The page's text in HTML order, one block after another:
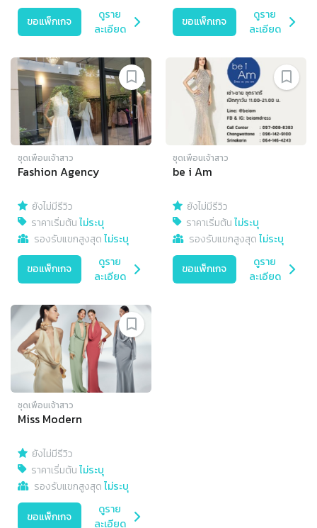
ขอแพ็กเกจ
ดูราย
ละเอียด
ขอแพ็กเกจ
ดูราย
ละเอียด
ชุดเพื่อนเจ้าสาว
Fashion Agency
ยังไม่มีรีวิว
ราคาเริ่มต้นไม่ระบุ
รองรับแขกสูงสุดไม่ระบุ
ขอแพ็กเกจ
ดูราย
ละเอียด
ชุดเพื่อนเจ้าสาว
be i Am
ยังไม่มีรีวิว
ราคาเริ่มต้นไม่ระบุ
รองรับแขกสูงสุดไม่ระบุ
ขอแพ็กเกจ
ดูราย
ละเอียด
ชุดเพื่อนเจ้าสาว
Miss Modern
ยังไม่มีรีวิว
ราคาเริ่มต้นไม่ระบุ
รองรับแขกสูงสุดไม่ระบุ
ขอแพ็กเกจ
ดูราย
ละเอียด